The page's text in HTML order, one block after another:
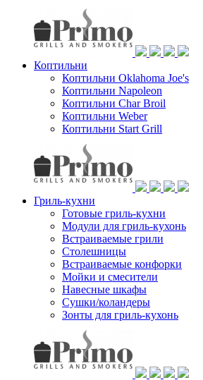
Коптильни
Коптильни Oklahoma Joe's
Коптильни Napoleon
Коптильни Char Broil
Коптильни Weber
Коптильни Start Grill
Гриль-кухни
Готовые гриль-кухни
Модули для гриль-кухонь
Встраиваемые грили
Столешницы
Встраиваемые конфорки
Мойки и смесители
Навесные шкафы
Сушки/коландеры
Зонты для гриль-кухонь